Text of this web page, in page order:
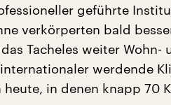
geführte
verkörperten bald
Tacheles weiter
werdende
heute, in denen knapp 70